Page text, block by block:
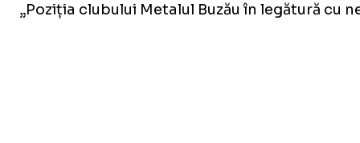
„Poziția clubului Metalul Buzău în legătură cu